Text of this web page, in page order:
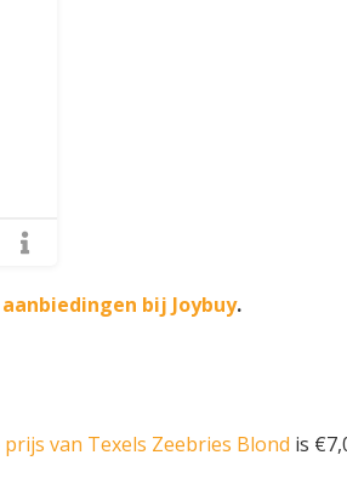
aanbiedingen bij Joybuy.
prijs van Texels Zeebries Blond is